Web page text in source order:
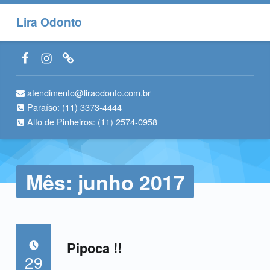
Lira Odonto
Facebook LiraOdonto
Instagram LiraOdonto
Site LiraOdonto
atendimento@liraodonto.com.br
Paraíso: (11) 3373-4444
Alto de Pinheiros: (11) 2574-0958
Mês: junho 2017
Pipoca !!
POSTADO EM:
29